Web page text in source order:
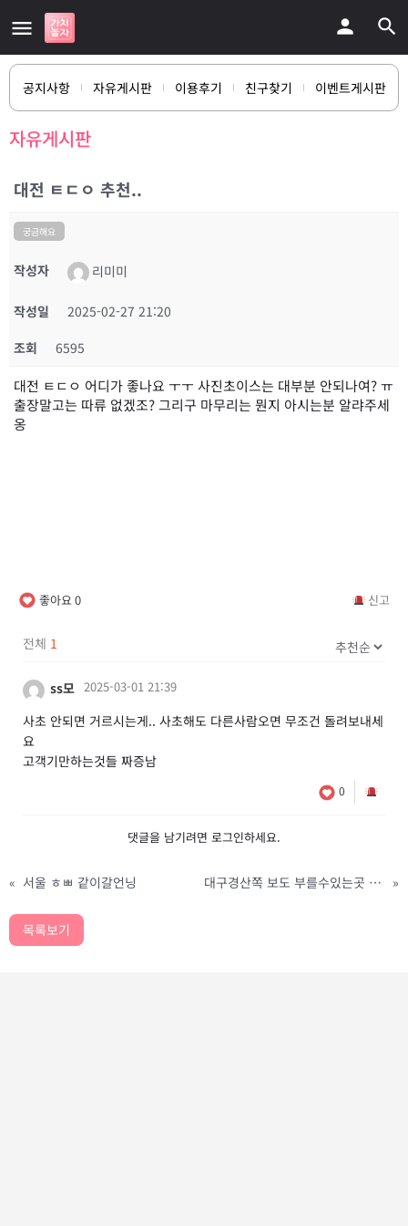
공지사항 자유게시판 이용후기 친구찾기 이벤트게시판
자유게시판
대전 ㅌㄷㅇ 추천..
궁금해요
작성자 리미미
작성일
2025-02-27 21:20
조회
6595
대전 ㅌㄷㅇ 어디가 좋나요 ㅜㅜ 사진초이스는 대부분 안되나여? ㅠ
출장말고는 따류 없겠조? 그리구 마무리는 뭔지 아시는분 알랴주세
옹
좋아요0 신고
전체 1
ss모 2025-03-01 21:39
사초 안되면 거르시는게.. 사초해도 다른사람오면 무조건 돌려보내세
요
고객기만하는것들 짜증남
0
댓글을 남기려면 로그인하세요.
« 서울 ㅎㅃ 같이갈언닝 대구경산쪽 보도 부를수있는곳 아시나요? »
목록보기